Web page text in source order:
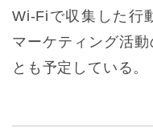
Wi-Fiで収集した行
マーケティング活
とも予定している。